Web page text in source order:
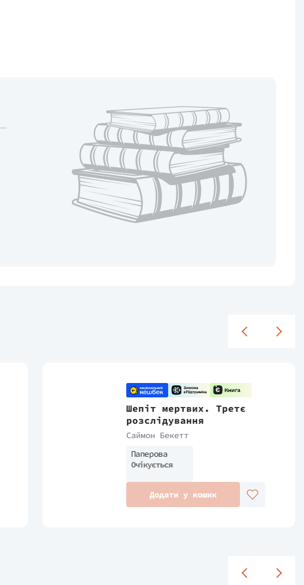
Шепіт мертвих. Третє
розслідування
Саймон Бекетт
Паперова
Очікується
Додати у кошик